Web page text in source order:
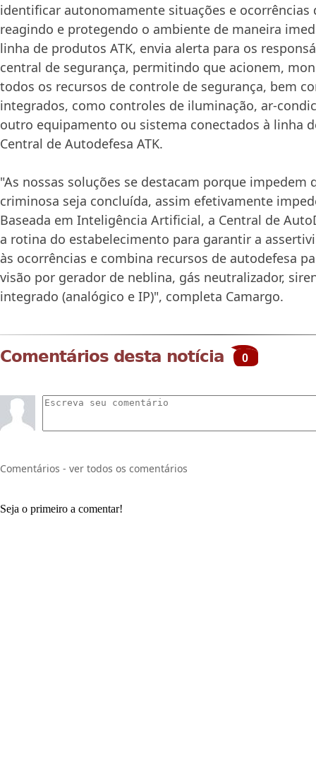
identificar autonomamente situações e ocorrências
reagindo e protegendo o ambiente de maneira
linha de produtos ATK, envia alerta para os
central de segurança, permitindo que acionem,
todos os recursos de controle de segurança, bem
integrados, como controles de iluminação, ar-
outro equipamento ou sistema conectados à linha
Central de Autodefesa ATK.
"As nossas soluções se destacam porque impedem
criminosa seja concluída, assim efetivamente
Baseada em Inteligência Artificial, a Central de
a rotina do estabelecimento para garantir a
às ocorrências e combina recursos de autodefesa
visão por gerador de neblina, gás neutralizador,
integrado (analógico e IP)", completa Camargo.
Comentários desta notícia 0
Comentários - ver todos os comentários
Seja o primeiro a comentar!